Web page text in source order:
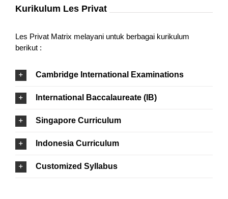
Kurikulum Les Privat
Les Privat Matrix melayani untuk berbagai kurikulum
berikut :
Cambridge International Examinations
International Baccalaureate (IB)
Singapore Curriculum
Indonesia Curriculum
Customized Syllabus